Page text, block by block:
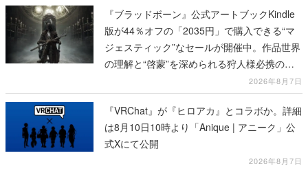
『ブラッドボーン』公式アートブックKindle
版が44％オフの「2035円」で購入できる“マ
ジェスティック”なセールが開催中。作品世界
の理解と“啓蒙”を深められる狩人様必携の一
2026年8月7日
『VRChat』が『ヒロアカ』とコラボか。詳細
は8月10日10時より「Anique | アニーク」公
式Xにて公開
2026年8月7日